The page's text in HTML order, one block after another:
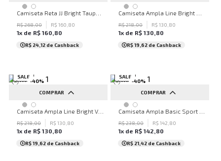
PP P M G
R$268,00 R$ 160 80
1x de R$ 160,80
R$ 24,12 de Cashback
PP
R$218,00 R$ 130 80
1x de R$ 130,80
R$ 19,62 de Cashback
SALE
-40%
COMPRAR
P G
R$218,00 R$ 130 80
1x de R$ 130,80
R$ 19,62 de Cashback
SALE
-40%
COMPRAR
M G GG
R$238,00 R$ 142 80
1x de R$ 142,80
R$ 21,42 de Cashback